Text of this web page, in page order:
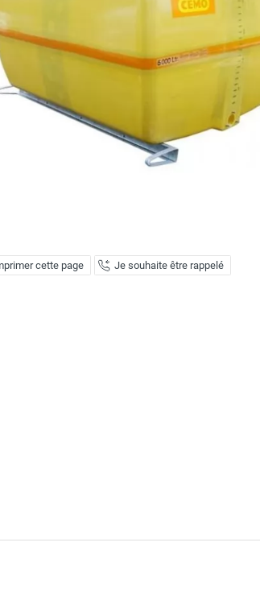
industriel
de chantier
centrifuge
de sol
sur pied
de bureau
de table
d'air mural
d'air mural hélicoïde
d'air mural centrifuge
d'air mural ATEX
industriel à pales
cette page Je souhaite être rappelé